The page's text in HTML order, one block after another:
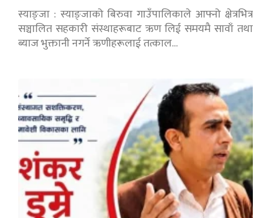
स्याङ्जा : स्याङ्जाको बिरुवा गाउँपालिकाले आफ्नो क्षेत्रभित्र
सञ्चालित सहकारी संस्थाहरूबाट ऋण लिई समयमै सावाँ तथा
ब्याज भुक्तानी नगर्ने ऋणीहरूलाई तत्काल…